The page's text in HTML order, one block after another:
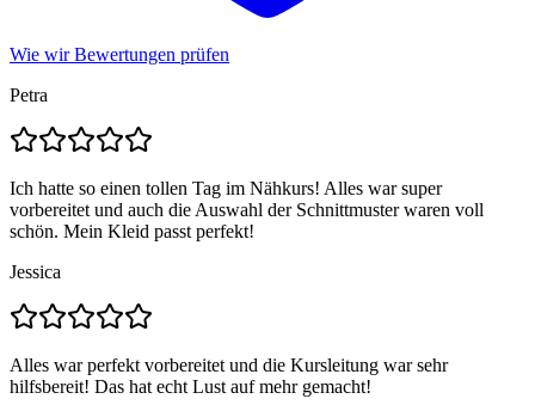
Wie wir Bewertungen prüfen
Petra
Ich hatte so einen tollen Tag im Nähkurs! Alles war super
vorbereitet und auch die Auswahl der Schnittmuster waren voll
schön. Mein Kleid passt perfekt!
Jessica
Alles war perfekt vorbereitet und die Kursleitung war sehr
hilfsbereit! Das hat echt Lust auf mehr gemacht!